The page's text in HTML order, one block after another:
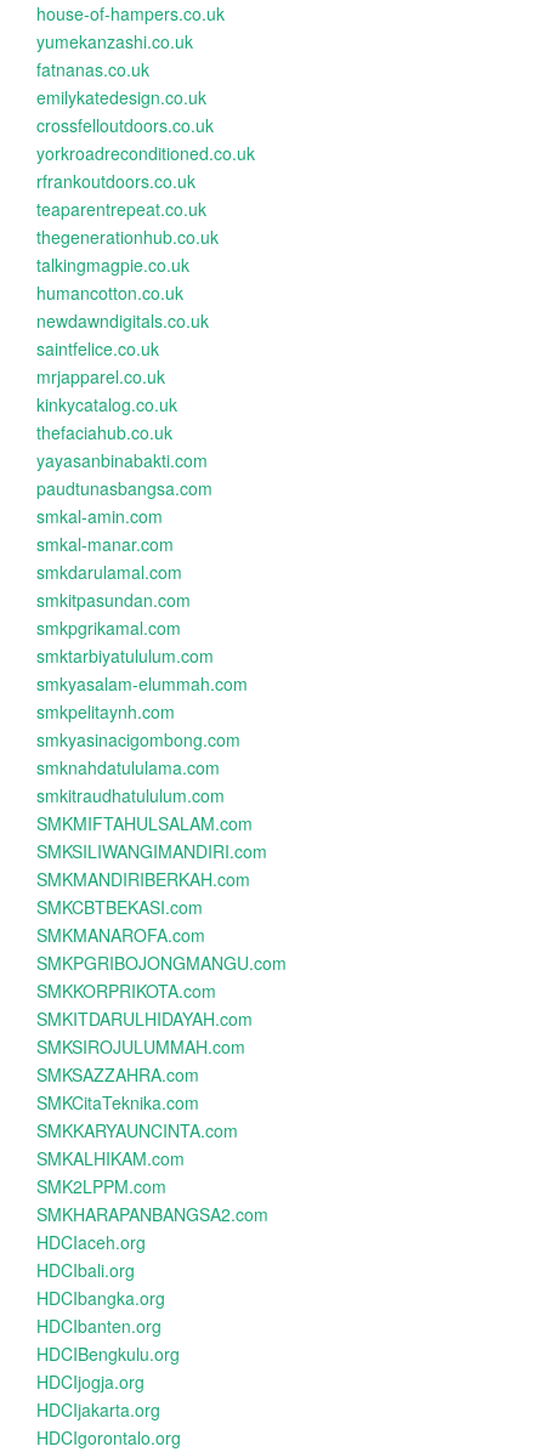
house-of-hampers.co.uk
yumekanzashi.co.uk
fatnanas.co.uk
emilykatedesign.co.uk
crossfelloutdoors.co.uk
yorkroadreconditioned.co.uk
rfrankoutdoors.co.uk
teaparentrepeat.co.uk
thegenerationhub.co.uk
talkingmagpie.co.uk
humancotton.co.uk
newdawndigitals.co.uk
saintfelice.co.uk
mrjapparel.co.uk
kinkycatalog.co.uk
thefaciahub.co.uk
yayasanbinabakti.com
paudtunasbangsa.com
smkal-amin.com
smkal-manar.com
smkdarulamal.com
smkitpasundan.com
smkpgrikamal.com
smktarbiyatululum.com
smkyasalam-elummah.com
smkpelitaynh.com
smkyasinacigombong.com
smknahdatululama.com
smkitraudhatululum.com
SMKMIFTAHULSALAM.com
SMKSILIWANGIMANDIRI.com
SMKMANDIRIBERKAH.com
SMKCBTBEKASI.com
SMKMANAROFA.com
SMKPGRIBOJONGMANGU.com
SMKKORPRIKOTA.com
SMKITDARULHIDAYAH.com
SMKSIROJULUMMAH.com
SMKSAZZAHRA.com
SMKCitaTeknika.com
SMKKARYAUNCINTA.com
SMKALHIKAM.com
SMK2LPPM.com
SMKHARAPANBANGSA2.com
HDCIaceh.org
HDCIbali.org
HDCIbangka.org
HDCIbanten.org
HDCIBengkulu.org
HDCIjogja.org
HDCIjakarta.org
HDCIgorontalo.org